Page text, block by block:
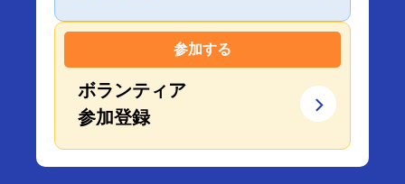
参加する
ボランティア
参加登録